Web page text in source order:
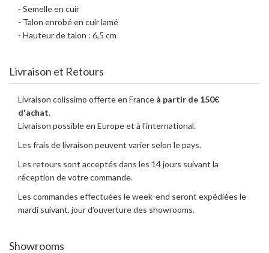
- Semelle en cuir
- Talon enrobé en cuir lamé
- Hauteur de talon : 6,5 cm
Livraison et Retours
Livraison colissimo offerte en France à partir de 150€
d'achat.
Livraison possible en Europe et à l'international.
Les frais de livraison peuvent varier selon le pays.
Les retours sont acceptés dans les 14 jours suivant la
réception de votre commande.
Les commandes effectuées le week-end seront expédiées le
mardi suivant, jour d’ouverture des showrooms.
Showrooms